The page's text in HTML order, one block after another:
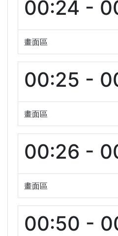
00:24 -
畫面區
00:25 -
畫面區
00:26 -
畫面區
00:50 -